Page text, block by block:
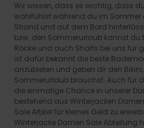
Wir wissen, dass es wichtig, dass
wohlfühlst während du im Sommer
Strand und auf dem Bord
bzw. den Sommerurlaub kannst du
Röcke und auch Shorts bei uns für
ist dafür bekannt die beste
anzubieten und geben dir den
Sommerurlaub brauchst. Auch für
die einmalige Chance in unserer
bestehend aus Winterjacken
Sale Artikel für kleines Geld zu
Winterjacke Damen Sale Abteilung